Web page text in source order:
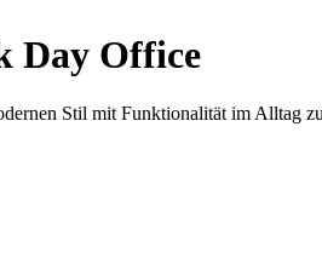
Day Office
Stil mit Funktionalität im Alltag